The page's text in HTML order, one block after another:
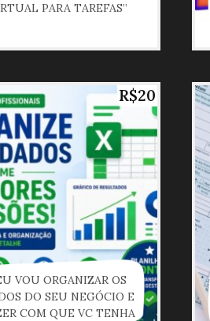
PARA TAREFAS”
R$20
VOU ORGANIZAR OS
DO SEU NEGÓCIO E
COM QUE VC TENHA